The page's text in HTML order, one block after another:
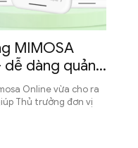
MIMOSA
dễ dàng quản...
Online vừa cho ra
Thủ trưởng đơn vị